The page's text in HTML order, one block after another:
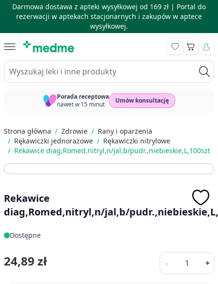
Darmowa dostawa z apteki wysyłkowej od 169 zł | Portal do
rezerwacji w aptekach stacjonarnych i zakupów w aptece
wysyłkowej.
Wyszukaj leki i inne produkty
Koszyk
Porada receptowa
nawet w 15 minut
Umów konsultację
Strona główna / Zdrowie / Rany i oparzenia
/ Rękawiczki jednorazowe / Rękawiczki nitrylowe
/ Rekawice diag,Romed,nitryl,n/jal,b/pudr.,niebieskie,L,100szt
Rekawice
diag,Romed,nitryl,n/jal,b/
Dostępne
24,89 zł -
Ilość
+